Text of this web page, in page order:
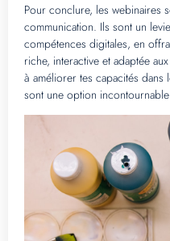
Pour conclure, les webinaires
communication. Ils sont un
compétences digitales, en
riche, interactive et adaptée
à améliorer tes capacités
sont une option